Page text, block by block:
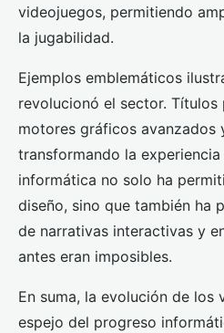
videojuegos, permitiendo
la jugabilidad.
Ejemplos emblemáticos
revolucionó el sector.
motores gráficos avanzados
transformando la experiencia
informática no solo ha
diseño, sino que también ha
de narrativas interactivas y
antes eran imposibles.
En suma, la evolución de los
espejo del progreso